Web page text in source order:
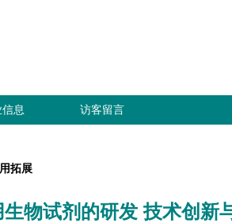
息 访客留言
拓展
物试剂的研发 技术创新